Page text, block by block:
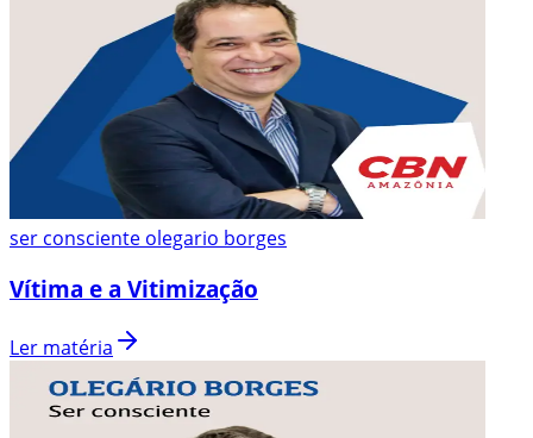
ser consciente olegario borges
Vítima e a Vitimização
Ler matéria